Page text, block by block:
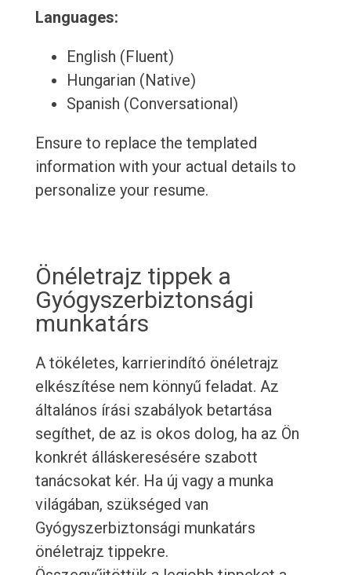
Languages:
English (Fluent)
Hungarian (Native)
Spanish (Conversational)
Ensure to replace the templated
information with your actual details to
personalize your resume.
Önéletrajz tippek a
Gyógyszerbiztonsági
munkatárs
A tökéletes, karrierindító önéletrajz
elkészítése nem könnyű feladat. Az
általános írási szabályok betartása
segíthet, de az is okos dolog, ha az Ön
konkrét álláskeresésére szabott
tanácsokat kér. Ha új vagy a munka
világában, szükséged van
Gyógyszerbiztonsági munkatárs
önéletrajz tippekre.